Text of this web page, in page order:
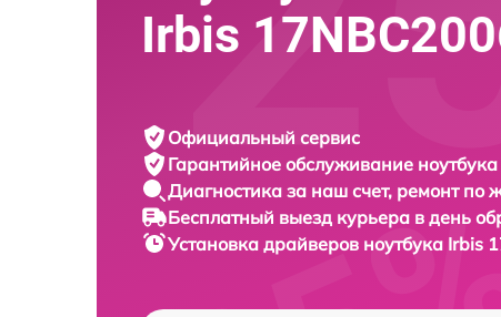
Irbis
Официальный сервис
Гарантийное обслуживание
Диагностика за наш счет, ремонт по
Бесплатный выезд курьера в день
Установка драйверов ноутбука Irbis